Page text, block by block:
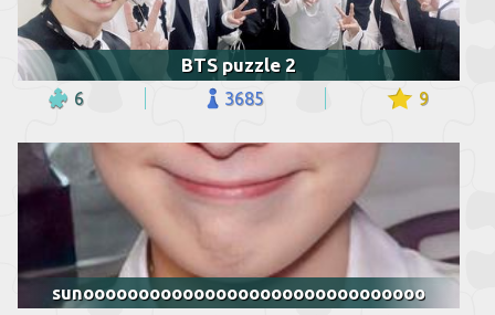
BTS puzzle 2
6 3685 9
sunooooooooooooooooooooooooooooooo